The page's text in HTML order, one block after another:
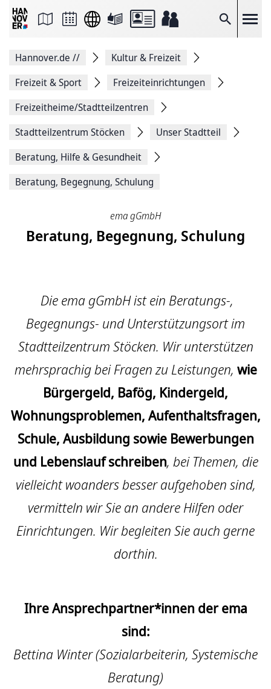
Suche
Seite
Facebook
teilen
Seitenlink
Seite
Hannover.de //
Kultur & Freizeit
Freizeit & Sport
Freizeiteinrichtungen
Freizeitheime/Stadtteilzentren
Stadtteilzentrum Stöcken
Unser Stadtteil
Beratung, Hilfe & Gesundheit
Beratung, Begegnung, Schulung
ema gGmbH
Beratung, Begegnung, Schulung
Die ema gGmbH ist ein Beratungs-,
Begegnungs- und Unterstützungsort im
Stadtteilzentrum Stöcken. Wir unterstützen
mehrsprachig bei Fragen zu Leistungen, wie
Bürgergeld, Bafög, Kindergeld,
Wohnungsproblemen, Aufenthaltsfragen,
Schule, Ausbildung sowie Bewerbungen
und Lebenslauf schreiben, bei Themen, die
vielleicht woanders besser aufgehoben sind,
vermitteln wir Sie an andere Hilfen oder
Einrichtungen. Wir begleiten Sie auch gerne
dorthin.
Ihre Ansprechpartner*innen der ema
sind:
Bettina Winter (Sozialarbeiterin, Systemische
Beratung)